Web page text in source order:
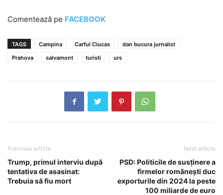
Comentează pe FACEBOOK
TAGS Campina Carful Ciucas
dan bucura jurnalist
Prahova
salvamont turisti urs
Previous article
Trump, primul interviu după
tentativa de asasinat:
Trebuia să fiu mort
Next article
PSD: Politicile de susținere a
firmelor românești duc
exporturile din 2024 la peste
100 miliarde de euro